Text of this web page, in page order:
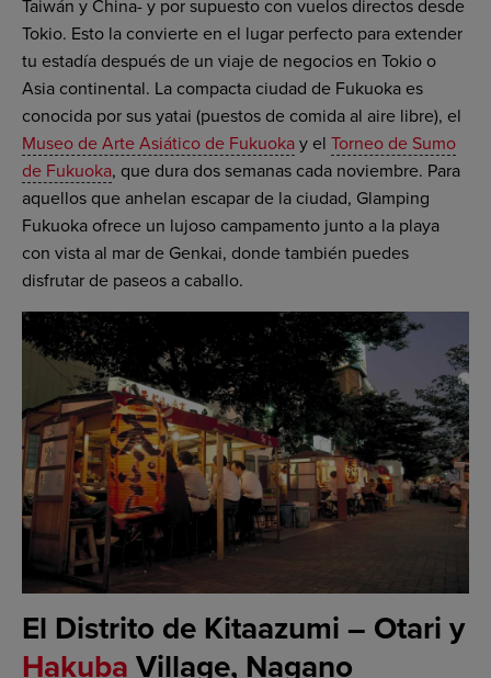
Taiwán y China- y por supuesto con vuelos directos desde
Tokio. Esto la convierte en el lugar perfecto para extender
tu estadía después de un viaje de negocios en Tokio o
Asia continental. La compacta ciudad de Fukuoka es
conocida por sus yatai (puestos de comida al aire libre), el
Museo de Arte Asiático de Fukuoka y el Torneo de Sumo
de Fukuoka, que dura dos semanas cada noviembre. Para
aquellos que anhelan escapar de la ciudad, Glamping
Fukuoka ofrece un lujoso campamento junto a la playa
con vista al mar de Genkai, donde también puedes
disfrutar de paseos a caballo.
El Distrito de Kitaazumi – Otari y
Hakuba Village, Nagano